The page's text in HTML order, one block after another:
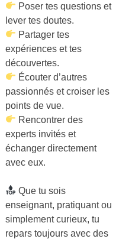
Poser tes questions et
lever tes doutes.
Partager tes
expériences et tes
découvertes.
Écouter d’autres
passionnés et croiser les
points de vue.
Rencontrer des
experts invités et
échanger directement
avec eux.
Que tu sois
enseignant, pratiquant ou
simplement curieux, tu
repars toujours avec des